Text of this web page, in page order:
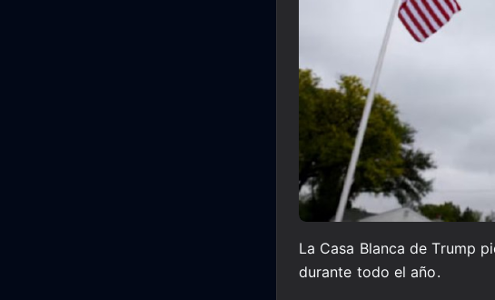
La Casa Blanca de Trump
durante todo el año.